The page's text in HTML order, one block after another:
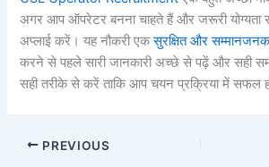
अगर आप ऑपरेटर बनना चाहते हैं और जरूरी
अप्लाई करें। यह नौकरी एकसुरक्षित और
करने से पहले सारी जानकारी अच्छे से पढ़ें और सही
सही तरीके से करें ताकि आप चयन प्रक्रिया में सफल
PREVIOUS